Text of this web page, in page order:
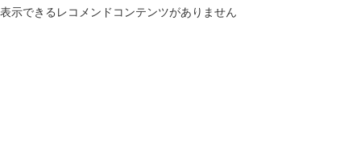
表示できるレコメンドコンテンツがありません